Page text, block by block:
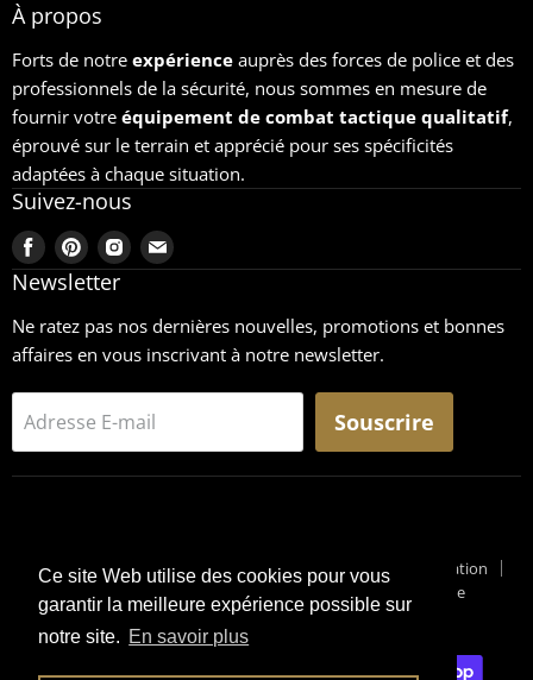
Ce site Web utilise des cookies pour vous
garantir la meilleure expérience possible sur
notre site. En savoir plus
À propos
Forts de notre expérience auprès des forces de police et des
professionnels de la sécurité, nous sommes en mesure de
fournir votre équipement de combat tactique qualitatif,
éprouvé sur le terrain et apprécié pour ses spécificités
adaptées à chaque situation.
Suivez-nous
Trouvez-
nous
Facebook
Trouvez-
nous
Pinterest
Trouvez-
nous
Trouvez-
nous
Newsletter
Ne ratez pas nos dernières nouvelles, promotions et bonnes
affaires en vous inscrivant à notre newsletter.
Adresse E-mail Souscrire
Conditions générales de vente
Conditions générales d'utilisation
Pourquoi un Surplus Militaire ?
Suivi de Colis
Blog Militaire